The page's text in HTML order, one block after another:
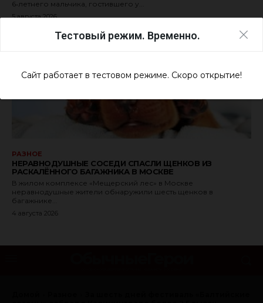
Тестовый режим. Временно.
Сайт работает в тестовом режиме. Скоро открытие!
6‑летнего мальчика, гостившего у...
5 августа 2026
РАЗНОЕ
НЕРАВНОДУШНЫЕ СОСЕДИ СПАСЛИ ЩЕНКОВ ИЗ
РАСКАЛЁННОГО БАГАЖНИКА В МОСКВЕ
В жилом комплексе «Мещерский лес» в Москве
неравнодушные жители обнаружили шесть щенков в
багажнике...
4 августа 2026